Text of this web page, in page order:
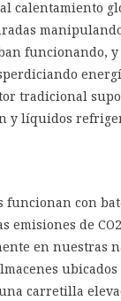
calentamiento
funcionando,
tradicional
y líquidos
funcionan con
emisiones de
en nuestras
ubicados
carretilla